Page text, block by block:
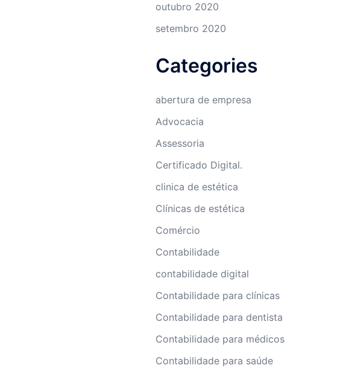
outubro 2020
setembro 2020
Categories
abertura de empresa
Advocacia
Assessoria
Certificado Digital.
clinica de estética
Clínicas de estética
Comércio
Contabilidade
contabilidade digital
Contabilidade para clínicas
Contabilidade para dentista
Contabilidade para médicos
Contabilidade para saúde